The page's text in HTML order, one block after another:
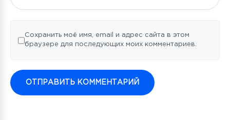
Сохранить моё имя, email и адрес сайта в этом
браузере для последующих моих комментариев.